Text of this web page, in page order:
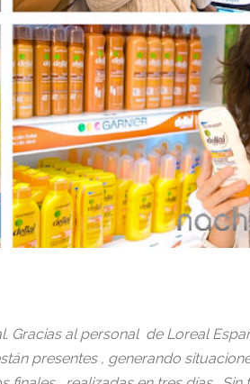
Gracias al personal de Loreal
presentes , generando